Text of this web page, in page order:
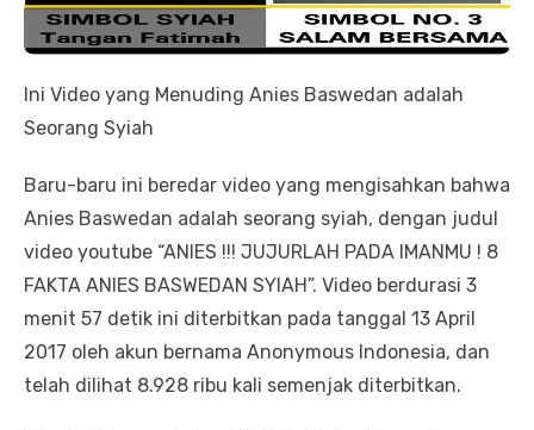
Ini Video yang Menuding Anies Baswedan adalah
Seorang Syiah
Baru-baru ini beredar video yang mengisahkan bahwa
Anies Baswedan adalah seorang syiah, dengan judul
video youtube “ANIES !!! JUJURLAH PADA IMANMU ! 8
FAKTA ANIES BASWEDAN SYIAH”. Video berdurasi 3
menit 57 detik ini diterbitkan pada tanggal 13 April
2017 oleh akun bernama Anonymous Indonesia, dan
telah dilihat 8.928 ribu kali semenjak diterbitkan.